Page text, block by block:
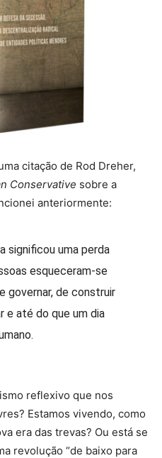
citação de Rod Dreher,
Conservative sobre a
anteriormente:
uma perda
esqueceram-se
governar, de construir
e até do que um dia
reflexivo que nos
Estamos vivendo, como
era das trevas? Ou está se
revolução “de baixo para